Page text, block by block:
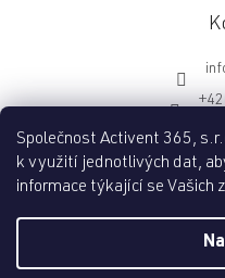
Společnost Activent 365,
k využití jednotlivých dat,
informace týkající se Vašich
http://